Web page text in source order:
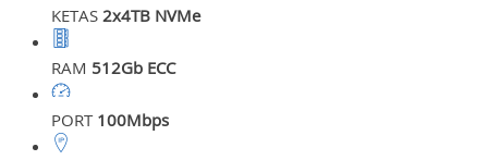
KETAS 2x4TB NVMe
RAM 512Gb ECC
PORT 100Mbps